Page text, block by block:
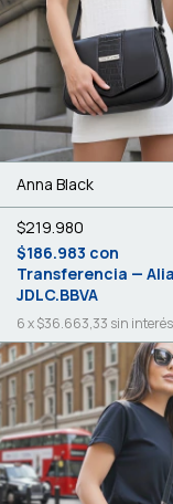
Anna Black
$219.980
$186.983 con
Transferencia —
JDLC.BBVA
6x$36.663,33 sin interés